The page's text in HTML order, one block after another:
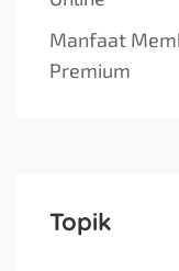
Manfaat
Premium
Topik